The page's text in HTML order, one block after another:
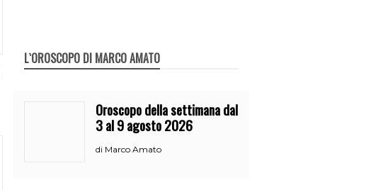
L`OROSCOPO DI MARCO AMATO
Oroscopo della settimana dal
3 al 9 agosto 2026
di Marco Amato